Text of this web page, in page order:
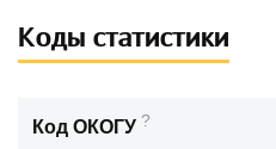
Коды статистики
Код ОКОГУ ?